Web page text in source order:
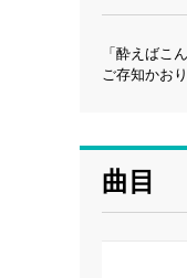
「酔えばこ
ご存知かお
曲目